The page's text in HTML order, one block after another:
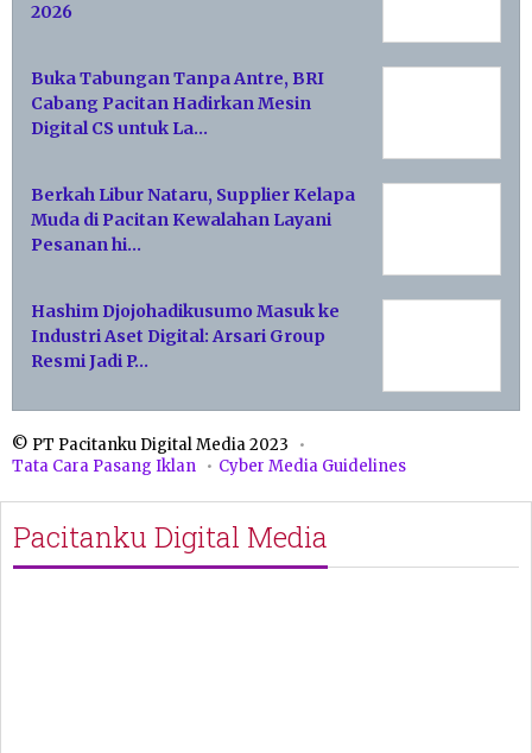
2026
Buka Tabungan Tanpa Antre, BRI
Cabang Pacitan Hadirkan Mesin
Digital CS untuk La…
Berkah Libur Nataru, Supplier Kelapa
Muda di Pacitan Kewalahan Layani
Pesanan hi…
Hashim Djojohadikusumo Masuk ke
Industri Aset Digital: Arsari Group
Resmi Jadi P…
© PT Pacitanku Digital Media 2023
Tata Cara Pasang Iklan
Cyber Media Guidelines
Pacitanku Digital Media